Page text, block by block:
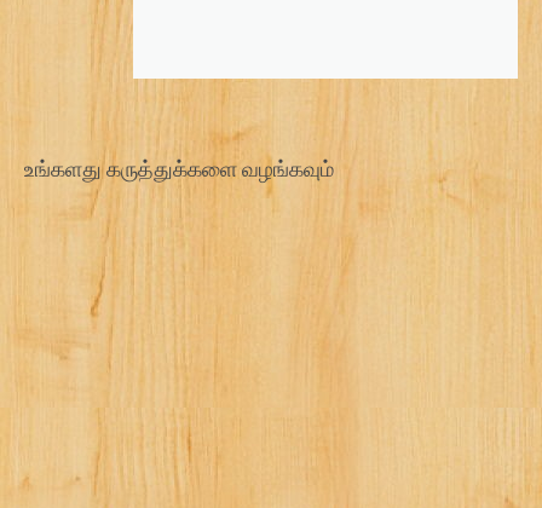
உங்களது கருத்துக்களை வழங்கவும்